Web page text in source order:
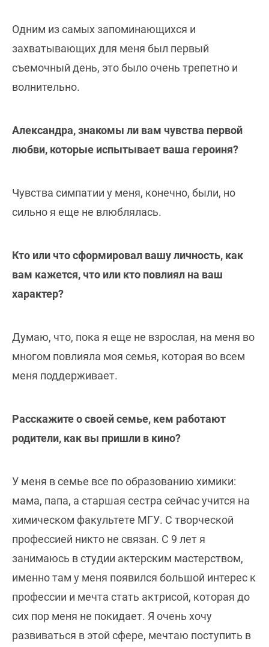
Одним из самых запоминающихся и
захватывающих для меня был первый
съемочный день, это было очень трепетно и
волнительно.
Александра, знакомы ли вам чувства первой
любви, которые испытывает ваша героиня?
Чувства симпатии у меня, конечно, были, но
сильно я еще не влюблялась.
Кто или что сформировал вашу личность, как
вам кажется, что или кто повлиял на ваш
характер?
Думаю, что, пока я еще не взрослая, на меня во
многом повлияла моя семья, которая во всем
меня поддерживает.
Расскажите о своей семье, кем работают
родители, как вы пришли в кино?
У меня в семье все по образованию химики:
мама, папа, а старшая сестра сейчас учится на
химическом факультете МГУ. С творческой
профессией никто не связан. С 9 лет я
занимаюсь в студии актерским мастерством,
именно там у меня появился большой интерес к
профессии и мечта стать актрисой, которая до
сих пор меня не покидает. Я очень хочу
развиваться в этой сфере, мечтаю поступить в